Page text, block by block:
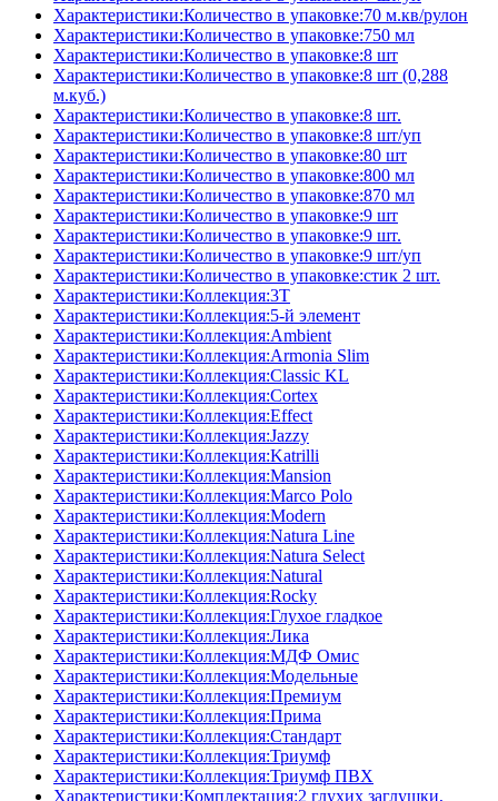
Характеристики:Количество в упаковке:70 м.кв/рулон
Характеристики:Количество в упаковке:750 мл
Характеристики:Количество в упаковке:8 шт
Характеристики:Количество в упаковке:8 шт (0,288
м.куб.)
Характеристики:Количество в упаковке:8 шт.
Характеристики:Количество в упаковке:8 шт/уп
Характеристики:Количество в упаковке:80 шт
Характеристики:Количество в упаковке:800 мл
Характеристики:Количество в упаковке:870 мл
Характеристики:Количество в упаковке:9 шт
Характеристики:Количество в упаковке:9 шт.
Характеристики:Количество в упаковке:9 шт/уп
Характеристики:Количество в упаковке:стик 2 шт.
Характеристики:Коллекция:3T
Характеристики:Коллекция:5-й элемент
Характеристики:Коллекция:Ambient
Характеристики:Коллекция:Armonia Slim
Характеристики:Коллекция:Classic KL
Характеристики:Коллекция:Cortex
Характеристики:Коллекция:Effect
Характеристики:Коллекция:Jazzy
Характеристики:Коллекция:Katrilli
Характеристики:Коллекция:Mansion
Характеристики:Коллекция:Marco Polo
Характеристики:Коллекция:Modern
Характеристики:Коллекция:Natura Line
Характеристики:Коллекция:Natura Select
Характеристики:Коллекция:Natural
Характеристики:Коллекция:Rocky
Характеристики:Коллекция:Глухое гладкое
Характеристики:Коллекция:Лика
Характеристики:Коллекция:МДФ Омис
Характеристики:Коллекция:Модельные
Характеристики:Коллекция:Премиум
Характеристики:Коллекция:Прима
Характеристики:Коллекция:Стандарт
Характеристики:Коллекция:Триумф
Характеристики:Коллекция:Триумф ПВХ
Характеристики:Комплектация:2 глухих заглушки,